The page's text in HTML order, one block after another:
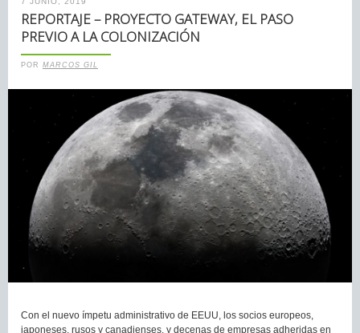
REPORTAJE – PROYECTO GATEWAY, EL PASO
PREVIO A LA COLONIZACIÓN
POR MARCOS GIL
Con el nuevo ímpetu administrativo de EEUU, los socios europeos,
japoneses, rusos y canadienses, y decenas de empresas adheridas en